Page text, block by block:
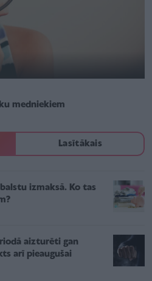
medniekiem
Lasītākais
izmaksā. Ko tas
aizturēti gan
arī pieaugušai